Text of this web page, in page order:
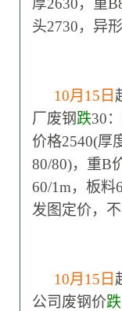
厚2630，重
头2730，异
10月15日
厂废钢跌30
价格2540(厚
80/80)，重B
60/1m，板料
发图定价，不
10月15日
公司废钢价跌